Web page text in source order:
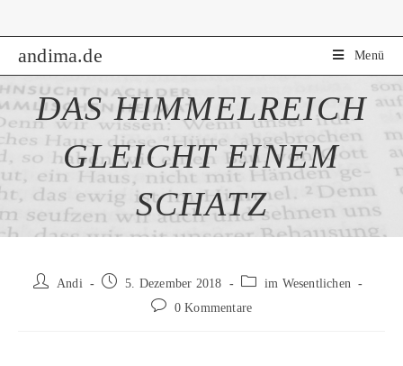
Inhalt
springen
andima.de Menü
DAS HIMMELREICH
GLEICHT EINEM
SCHATZ
Beitrags-
Andi
Beitrag
veröffentlicht:
5. Dezember 2018
Beitrags-
im Wesentlichen
Beitrags-0 Kommentare